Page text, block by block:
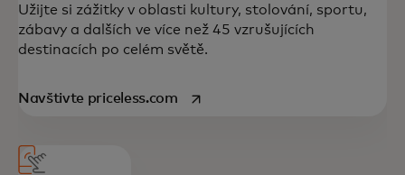
zážitkům, které si užijete.
Užijte si zážitky v oblasti kultury, stolování, sportu,
zábavy a dalších ve více než 45 vzrušujících
destinacích po celém světě.
Navštivte priceless.comopens in a new tab